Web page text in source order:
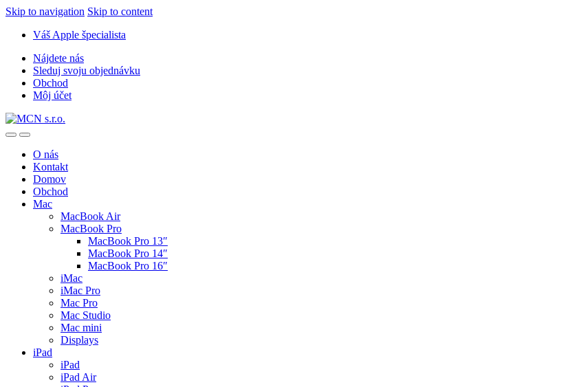
Skip to navigation Skip to content
Váš Apple špecialista
Nájdete nás
Sleduj svoju objednávku
Obchod
Môj účet
O nás
Kontakt
Domov
Obchod
Mac
MacBook Air
MacBook Pro
MacBook Pro 13″
MacBook Pro 14″
MacBook Pro 16″
iMac
iMac Pro
Mac Pro
Mac Studio
Mac mini
Displays
iPad
iPad
iPad Air